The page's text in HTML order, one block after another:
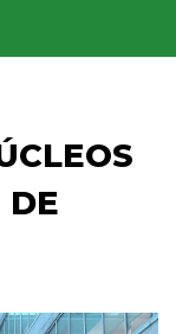
DE